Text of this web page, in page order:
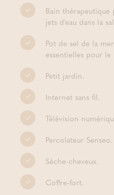
Bain thérapeutique
jets d'eau dans la
Pot de sel de la
essentielles pour le
Petit jardin.
Internet sans fil.
Télévision
Percolateur Senseo.
Sèche-cheveux.
Coffre-fort.